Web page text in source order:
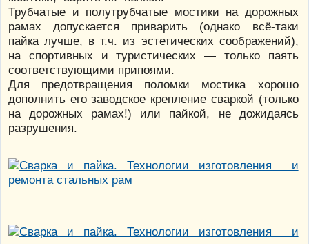
Трубчатые и полутрубчатые мостики на дорожных
рамах допускается приварить (однако всё-таки
пайка лучше, в т.ч. из эстетических соображений),
на спортивных и туристических — только паять
соответствующими припоями.
Для предотвращения поломки мостика хорошо
дополнить его заводское крепление сваркой (только
на дорожных рамах!) или пайкой, не дожидаясь
разрушения.